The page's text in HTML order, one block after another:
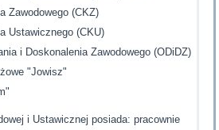
Zawodowego (CKZ)
Ustawicznego (CKU)
i Doskonalenia Zawodowego (ODiDZ)
"Jowisz"
i Ustawicznej posiada: pracownie